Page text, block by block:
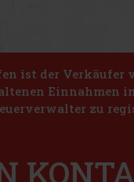
ist der
Einnahmen
zu